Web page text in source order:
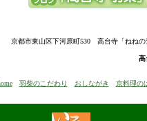
京都市東山区下河原町530 高台寺「ねねの
高
羽柴のこだわり おしながき 京料理の